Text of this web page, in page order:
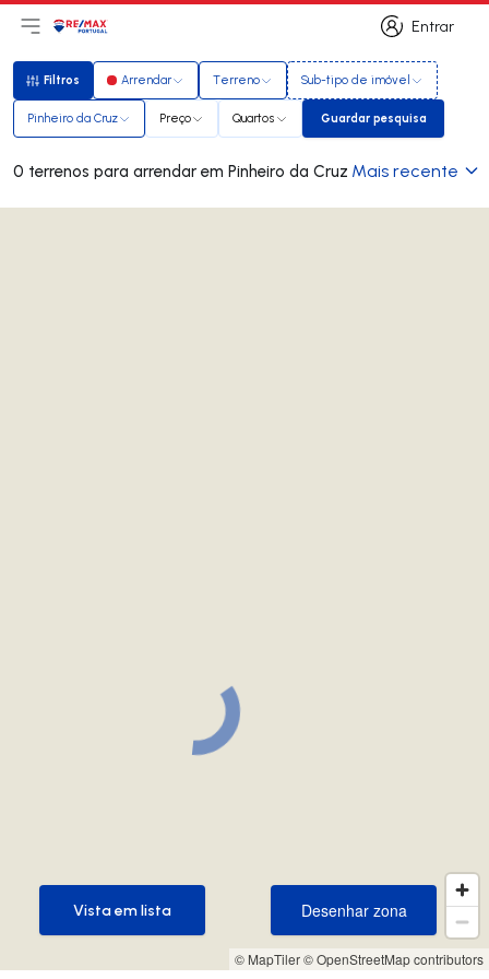
Entrar
Entrar
Abri menu principal
LogoIr para página inicial
Filtros
Filtros Arrendar Terreno Sub-tipo de imóvel
Pinheiro da Cruz Preço Quartos Guardar pesquisa
Guardar pesquisa
0 terrenos para arrendar em Pinheiro da Cruz Mais recente
© MapTiler© OpenStreetMap contributors
Desenhar zona
Desenhar zona
Vista em lista
Vista em lista